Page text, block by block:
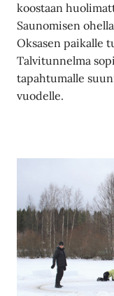
koostaan
Saunomisen
Oksasen paikalle
Talvitunnelma
tapahtumalle
vuodelle.